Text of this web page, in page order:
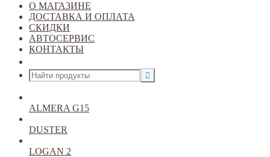
О МАГАЗИНЕ
ДОСТАВКА И ОПЛАТА
СКИДКИ
АВТОСЕРВИС
КОНТАКТЫ
ALMERA G15
DUSTER
LOGAN 2